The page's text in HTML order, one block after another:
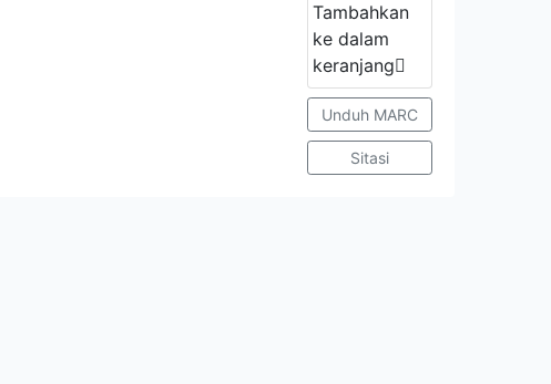
Tambahkan
ke dalam
keranjang
Unduh MARC
Sitasi